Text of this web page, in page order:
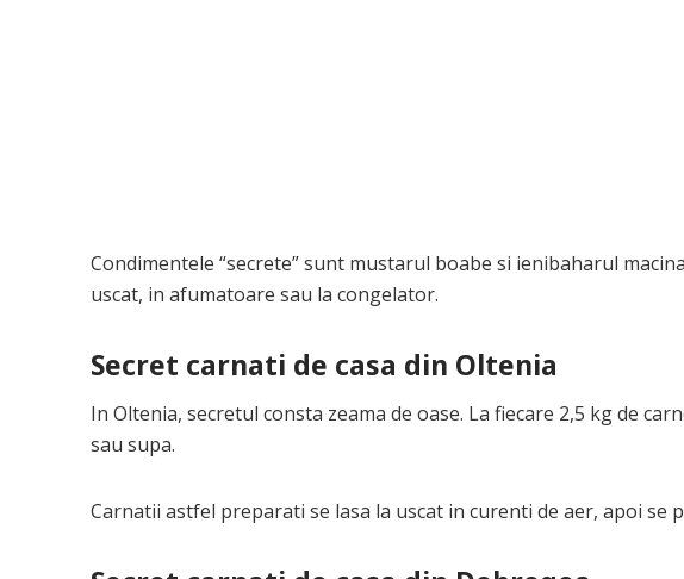
Condimentele “secrete” sunt mustarul boabe si ienibaharul
uscat, in afumatoare sau la congelator.
Secret carnati de casa din Oltenia
In Oltenia, secretul consta zeama de oase. La fiecare 2,5 kg de
sau supa.
Carnatii astfel preparati se lasa la uscat in curenti de aer, apoi se